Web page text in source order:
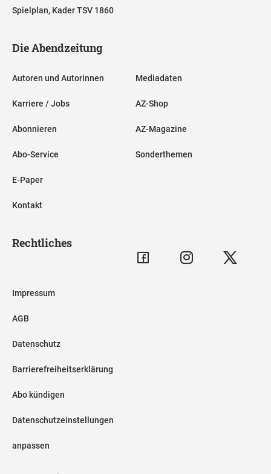
Spielplan, Kader TSV 1860
Die Abendzeitung
Autoren und Autorinnen
Karriere / Jobs
Abonnieren
Abo-Service
E-Paper
Kontakt
Mediadaten
AZ-Shop
AZ-Magazine
Sonderthemen
Rechtliches
Impressum
AGB
Datenschutz
Barrierefreiheitserklärung
Abo kündigen
Datenschutzeinstellungen
anpassen